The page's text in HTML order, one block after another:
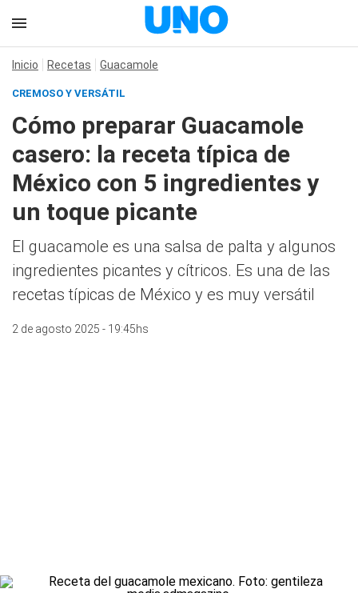
Inicio Recetas Guacamole
CREMOSO Y VERSÁTIL
Cómo preparar Guacamole
casero: la receta típica de
México con 5 ingredientes y
un toque picante
El guacamole es una salsa de palta y algunos
ingredientes picantes y cítricos. Es una de las
recetas típicas de México y es muy versátil
2 de agosto 2025 - 19:45hs